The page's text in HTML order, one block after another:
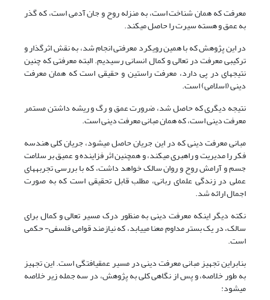
معرفت که همان شناخت است، به منزله روح و جان آدمی است، که گذر
به عمق و هسته سیرت را حاصل می­کند.
در این پژوهش که با همین رویکرد معرفتی انجام شد، به نقش اثرگذار و
ترکیبی معرفت در تعالی و کمال انسانی رسیدیم. البته معرفتی که چنین
نتیجه­ای در پی دارد، معرفت راستین و حقیقی است که همان معرفت
دینی (اسلامی) است.
نتیجه­ دیگری که حاصل شد، ضرورت عمق­ و رگ و ریشه داشتن مستمر
معرفت دینی است، که همان مبانی معرفت دینی است.
مبانی معرفت دینی که در این جریان حاصل می­شود، جریان کلی هندسه
فکر را مدیریت و راهبری می­کند، و هم­چنین اثر فزاینده و عمیق بر سلامت
جسم و آرامش روح و روان سالک خواهد داشت، که با بررسی تجربه­های
عملی در زندگی علمای ربانی، مطلب قابل تحقیقی است که به صورت
اجمال ارائه شد.
نکته دیگر این­که معرفت دینی به منظور درک مسیر تعالی و کمال برای
سالک، در یک بستر مداوم معنا می­یابد، که نیازمند قوامی فلسفی- حکمی
است.
بنابراین تجهیز مبانی معرفت دینی در مسیر عمق­یافتگی است. این تجهیز
به طور خلاصه، و پس از نگاهی کلی به پژوهش، در سه جمله زیر خلاصه
می­شود: